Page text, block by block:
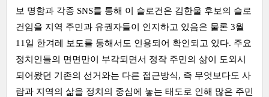
보 명함과 각종 SNS를 통해 이 슬로건은 김한울 후보의 슬로
건임을 지역 주민과 유권자들이 인지하고 있음은 물론 3월
11 일 한겨레 보도를 통해서도 인용되어 확인되고 있다. 주요
정치인들의 면면만이 부각되면서 정작 주민의 삶이 도외시
되어왔던 기존의 선거와는 다른 접근방식, 즉 무엇보다도 사
람과 지역의 삶을 정치의 중심에 놓는 태도로 인해 많은 주민